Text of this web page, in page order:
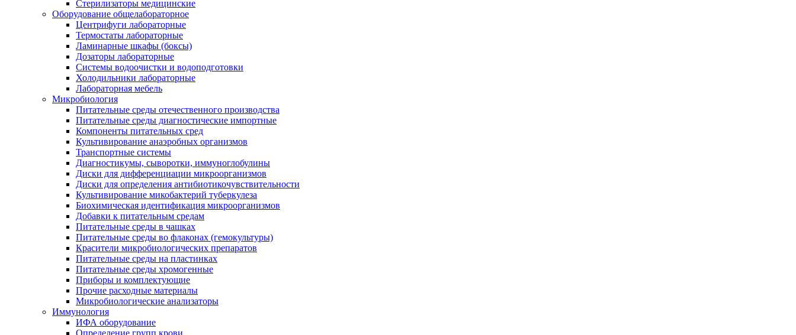
Стерилизаторы медицинские
Оборудование общелабораторное
Центрифуги лабораторные
Термостаты лабораторные
Ламинарные шкафы (боксы)
Дозаторы лабораторные
Системы водоочистки и водоподготовки
Холодильники лабораторные
Лабораторная мебель
Микробиология
Питательные среды отечественного производства
Питательные среды диагностические импортные
Компоненты питательных сред
Культивирование анаэробных организмов
Транспортные системы
Диагностикумы, сыворотки, иммуноглобулины
Диски для дифференциации микроорганизмов
Диски для определения антибиотикочувствительности
Культивирование микобактерий туберкулеза
Биохимическая идентификация микроорганизмов
Добавки к питательным средам
Питательные среды в чашках
Питательные среды во флаконах (гемокультуры)
Красители микробиологических препаратов
Питательные среды на пластинках
Питательные среды хромогенные
Приборы и комплектующие
Прочие расходные материалы
Микробиологические анализаторы
Иммунология
ИФА оборудование
Определение групп крови